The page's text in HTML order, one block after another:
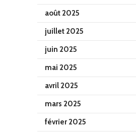
août 2025
juillet 2025
juin 2025
mai 2025
avril 2025
mars 2025
février 2025